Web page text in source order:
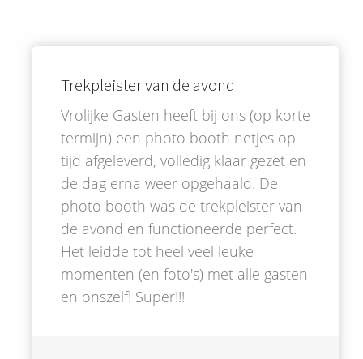
Trekpleister van de avond
Vrolijke Gasten heeft bij ons (op korte
termijn) een photo booth netjes op
tijd afgeleverd, volledig klaar gezet en
de dag erna weer opgehaald. De
photo booth was de trekpleister van
de avond en functioneerde perfect.
Het leidde tot heel veel leuke
momenten (en foto's) met alle gasten
en onszelf! Super!!!